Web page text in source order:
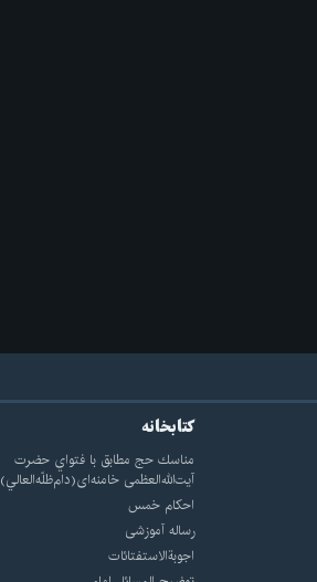
کتابخانه
مناسك حج مطابق با فتواي حضرت
آيت‌الله‌العظمى خامنه‌اى(دام‌ظلّه‌العالي)
احکام خمس
رساله آموزشی
اجوبة‌الاستفتائات